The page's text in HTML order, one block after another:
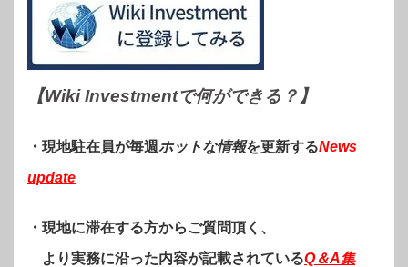
【Wiki Investmentで何ができる？ 】
・現地駐在員が毎週ホットな情報を更新するNews
update
・現地に滞在する方からご質問頂く、
より実務に沿った内容が記載されているQ＆A集